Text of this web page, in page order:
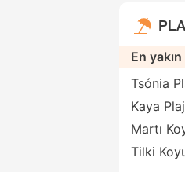
En
Tsónia
Kaya
Martı
Tilki